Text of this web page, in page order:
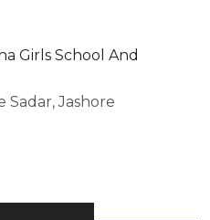
Girls School And
Sadar, Jashore